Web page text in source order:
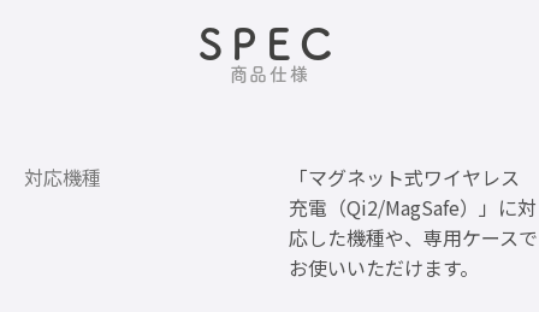
SPEC
商品仕様
対応機種
「マグネット式ワイヤレス
充電（Qi2/MagSafe）」に対
応した機種や、専用ケースで
お使いいただけます。